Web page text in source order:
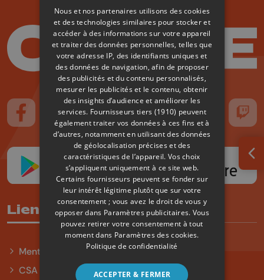
Suivez-nous sur FaceBook
Suivez-nous sur Instagram
Suivez-nous sur TikTok
Suivez-nous sur YouTube
Suivez-nous
Liens utiles
Mentions légales
CSA
Nous et nos partenaires utilisons des cookies
et des technologies similaires pour stocker et
accéder à des informations sur votre appareil
et traiter des données personnelles, telles que
votre adresse IP, des identifiants uniques et
des données de navigation, afin de proposer
des publicités et du contenu personnalisés,
mesurer les publicités et le contenu, obtenir
des insights d’audience et améliorer les
services. Fournisseurs tiers (1910) peuvent
également traiter vos données à ces fins et à
d’autres, notamment en utilisant des données
de géolocalisation précises et des
caractéristiques de l’appareil. Vos choix
s’appliquent uniquement à ce site web.
Certains fournisseurs peuvent se fonder sur
leur intérêt légitime plutôt que sur votre
consentement ; vous avez le droit de vous y
opposer dans Paramètres publicitaires. Vous
pouvez retirer votre consentement à tout
moment dans Paramètres des cookies.
Politique de confidentialité
ACCEPTER & FERMER